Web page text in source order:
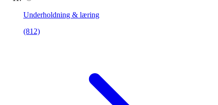
Underholdning & læring
(812)